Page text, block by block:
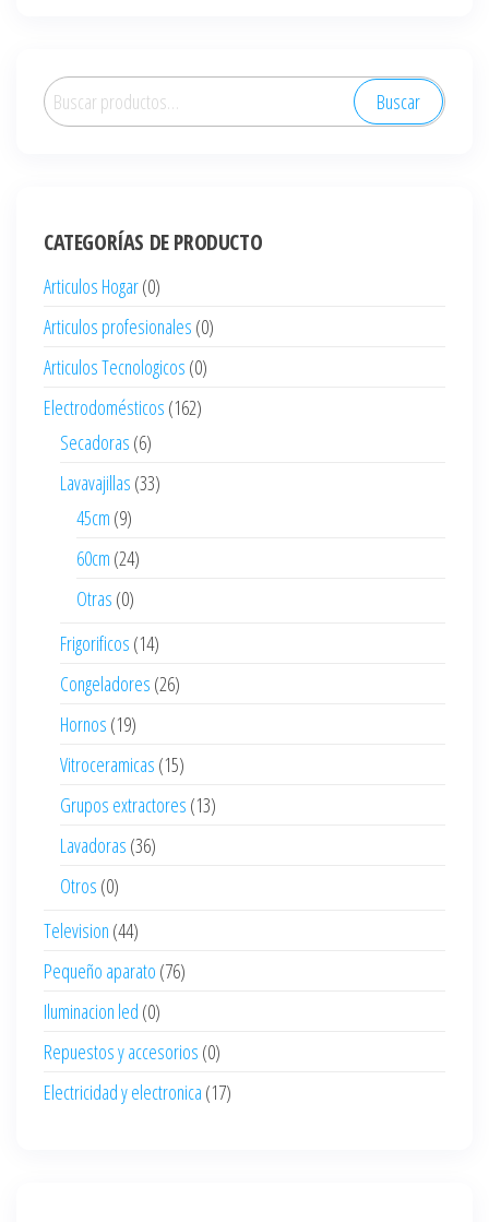
Buscar
por:
Buscar
CATEGORÍAS DE PRODUCTO
Articulos Hogar(0)
Articulos profesionales (0)
Articulos Tecnologicos (0)
Electrodomésticos (162)
Secadoras (6)
Lavavajillas (33)
45cm (9)
60cm (24)
Otras (0)
Frigorificos (14)
Congeladores (26)
Hornos (19)
Vitroceramicas (15)
Grupos extractores (13)
Lavadoras (36)
Otros (0)
Television (44)
Pequeño aparato (76)
Iluminacion led (0)
Repuestos y accesorios (0)
Electricidad y electronica (17)